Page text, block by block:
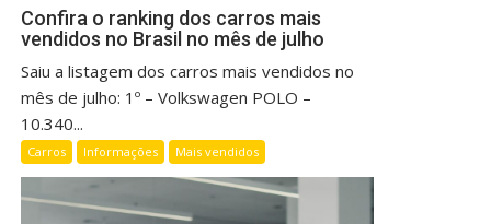
Confira o ranking dos carros mais
vendidos no Brasil no mês de julho
Saiu a listagem dos carros mais vendidos no
mês de julho: 1º – Volkswagen POLO –
10.340...
Carros Informações Mais vendidos